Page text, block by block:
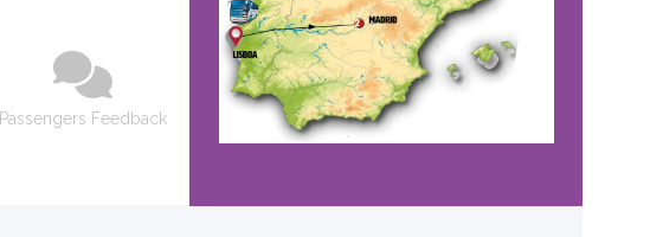
Passengers Feedback